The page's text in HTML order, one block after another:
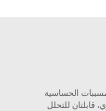
الحساسية
قابلتان للتحلل